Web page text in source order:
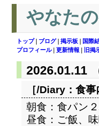
やなた
トップ| ブログ| 掲示板 国際
プロフィール| 更新情報 旧掲
2026.01.11
［/Diary： 食事
朝食：食パン
昼食：ご飯、